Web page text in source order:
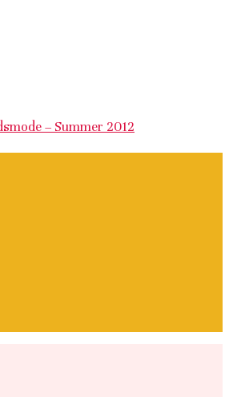
– Summer 2012